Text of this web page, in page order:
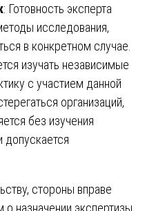
: Готовность эксперта
исследования,
в конкретном случае.
изучать независимые
с участием данной
организаций,
без изучения
допускается
стороны вправе
назначении экспертизы